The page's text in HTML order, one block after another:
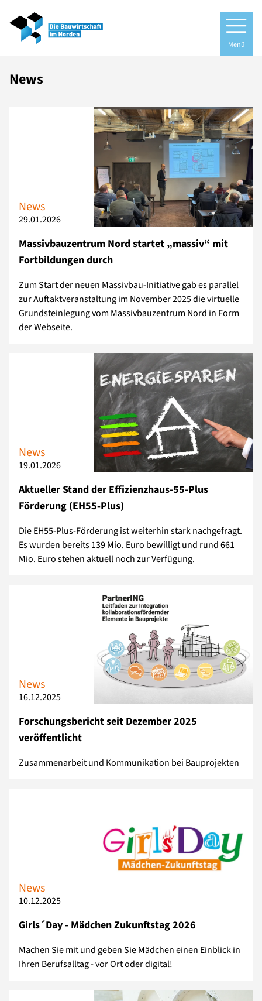
Menü
News
News
29.01.2026
Massivbauzentrum Nord startet „massiv“ mit
Fortbildungen durch
Zum Start der neuen Massivbau-Initiative gab es parallel
zur Auftaktveranstaltung im November 2025 die virtuelle
Grundsteinlegung vom Massivbauzentrum Nord in Form
der Webseite.
News
19.01.2026
Aktueller Stand der Effizienzhaus-55-Plus
Förderung (EH55-Plus)
Die EH55-Plus-Förderung ist weiterhin stark nachgefragt.
Es wurden bereits 139 Mio. Euro bewilligt und rund 661
Mio. Euro stehen aktuell noch zur Verfügung.
News
16.12.2025
Forschungsbericht seit Dezember 2025
veröffentlicht
Zusammenarbeit und Kommunikation bei Bauprojekten
News
10.12.2025
Girls´Day - Mädchen Zukunftstag 2026
Machen Sie mit und geben Sie Mädchen einen Einblick in
Ihren Berufsalltag - vor Ort oder digital!